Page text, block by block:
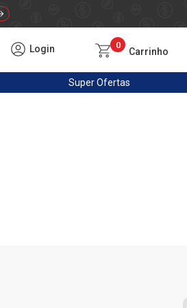
Login 0
Carrinho
SuperOfertas